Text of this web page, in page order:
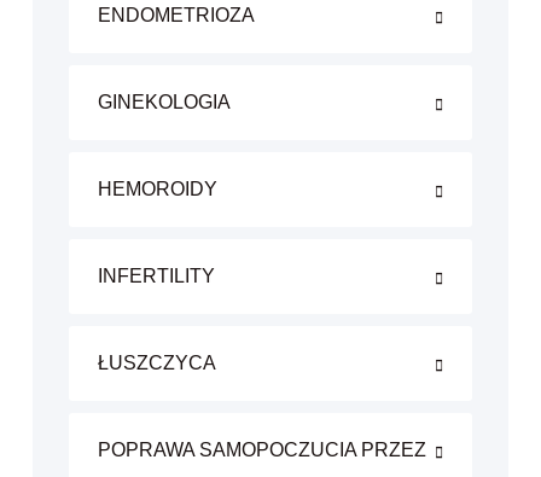
ENDOMETRIOZA
GINEKOLOGIA
HEMOROIDY
INFERTILITY
ŁUSZCZYCA
POPRAWA SAMOPOCZUCIA PRZEZ